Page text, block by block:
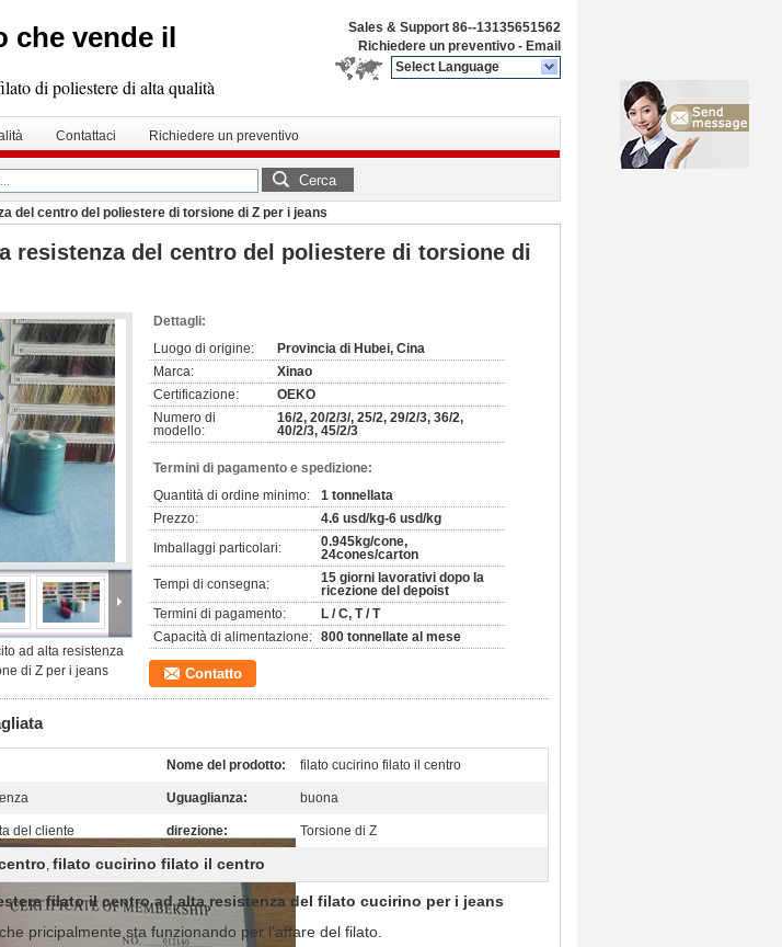
che vende il
di poliestere di alta qualità
Sales & Support 86--13135651562
Richiedere un preventivo - Email
Select Language
Contattaci Richiedere un preventivo
Cerca
del centro del poliestere di torsione di Z per i jeans
resistenza del centro del poliestere di torsione di
ad alta resistenza
di Z per i jeans
Dettagli:
Luogo di origine:
Provincia di Hubei, Cina
Marca:
Xinao
Certificazione:
OEKO
Numero di
modello:
16/2, 20/2/3/, 25/2, 29/2/3, 36/2,
40/2/3, 45/2/3
Termini di pagamento e spedizione:
Quantità di ordine minimo:
1 tonnellata
Prezzo:
4.6 usd/kg-6 usd/kg
Imballaggi particolari:
0.945kg/cone,
24cones/carton
Tempi di consegna:
15 giorni lavorativi dopo la
ricezione del depoist
Termini di pagamento:
L / C, T / T
Capacità di alimentazione: 800 tonnellate al mese
Contatto
Nome del prodotto: filato cucirino filato il centro
Uguaglianza: buona
del cliente direzione: Torsione di Z
, filato cucirino filato il centro
filato il centro ad alta resistenza del filato cucirino per i jeans
pricipalmente sta funzionando per l'affare del filato.